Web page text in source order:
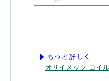
オリイメック コイ